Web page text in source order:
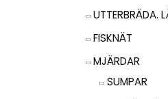
UTTERBRÄDA.
FISKNÄT
MJÄRDAR
SUMPAR